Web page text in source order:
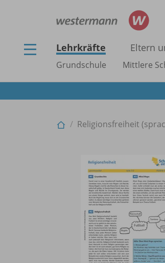
Lehrkräfte Eltern
Grundschule Mittlere
Religionsfreiheit